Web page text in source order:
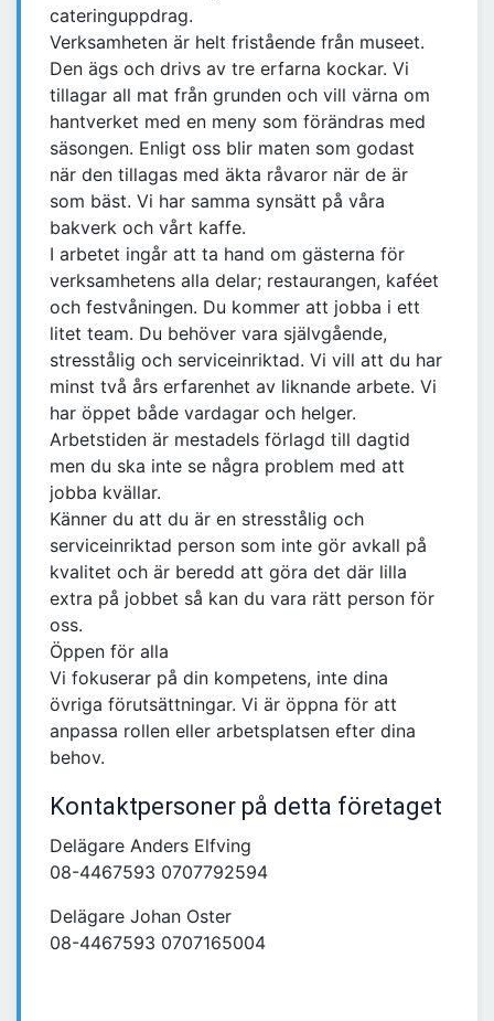
cateringuppdrag.
Verksamheten är helt fristående från museet.
Den ägs och drivs av tre erfarna kockar. Vi
tillagar all mat från grunden och vill värna om
hantverket med en meny som förändras med
säsongen. Enligt oss blir maten som godast
när den tillagas med äkta råvaror när de är
som bäst. Vi har samma synsätt på våra
bakverk och vårt kaffe.
I arbetet ingår att ta hand om gästerna för
verksamhetens alla delar; restaurangen, kaféet
och festvåningen. Du kommer att jobba i ett
litet team. Du behöver vara självgående,
stresstålig och serviceinriktad. Vi vill att du har
minst två års erfarenhet av liknande arbete. Vi
har öppet både vardagar och helger.
Arbetstiden är mestadels förlagd till dagtid
men du ska inte se några problem med att
jobba kvällar.
Känner du att du är en stresstålig och
serviceinriktad person som inte gör avkall på
kvalitet och är beredd att göra det där lilla
extra på jobbet så kan du vara rätt person för
oss.
Öppen för alla
Vi fokuserar på din kompetens, inte dina
övriga förutsättningar. Vi är öppna för att
anpassa rollen eller arbetsplatsen efter dina
behov.
Kontaktpersoner på detta företaget
Delägare Anders Elfving
08-4467593 0707792594
Delägare Johan Oster
08-4467593 0707165004